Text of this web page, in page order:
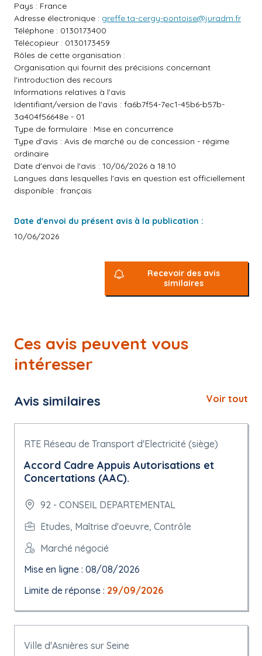
Pays : France
Adresse électronique : greffe.ta-cergy-pontoise@juradm.fr
Téléphone : 0130173400
Télécopieur : 0130173459
Rôles de cette organisation :
Organisation qui fournit des précisions concernant
l'introduction des recours
Informations relatives à l'avis
Identifiant/version de l'avis : fa6b7f54-7ec1-45b6-b57b-
3a404f56648e - 01
Type de formulaire : Mise en concurrence
Type d'avis : Avis de marché ou de concession - régime
ordinaire
Date d'envoi de l'avis : 10/06/2026 à 18:10
Langues dans lesquelles l'avis en question est officiellement
disponible : français
Date d'envoi du présent avis à la publication :
10/06/2026
Recevoir des avis
similaires
Ces avis peuvent vous
intéresser
Avis similaires Voir tout
RTE Réseau de Transport d'Electricité (siège)
Accord Cadre Appuis Autorisations et
Concertations (AAC).
92 - CONSEIL DEPARTEMENTAL
Etudes, Maîtrise d'oeuvre, Contrôle
Marché négocié
Mise en ligne : 08/08/2026
Limite de réponse : 29/09/2026
Ville d'Asnières sur Seine